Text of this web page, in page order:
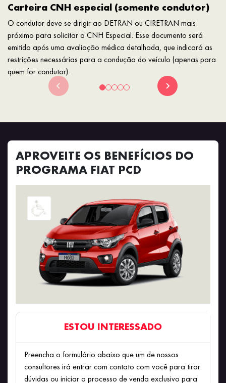
Carteira CNH especial (somente condutor)
O condutor deve se dirigir ao DETRAN ou CIRETRAN mais
próximo para solicitar a CNH Especial. Esse documento será
emitido após uma avaliação médica detalhada, que indicará as
restrições necessárias para a condução do veículo (apenas para
quem for condutor).
APROVEITE OS BENEFÍCIOS DO
PROGRAMA FIAT PCD
ESTOU INTERESSADO
Preencha o formulário abaixo que um de nossos
consultores irá entrar com contato com você para tirar
dúvidas ou iniciar o processo de venda exclusivo para